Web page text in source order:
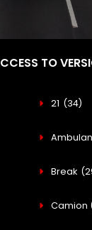
TO
21 (34)
Break
Camion